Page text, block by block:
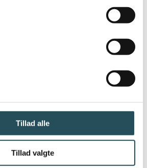
Tillad alle
Tillad valgte
HOST
hvor børn og unge på spring til